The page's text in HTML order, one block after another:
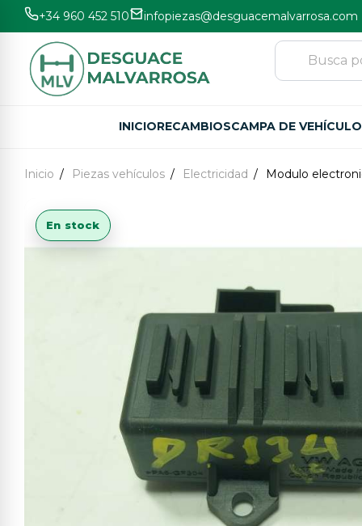
+34 960 452 510 infopiezas@desguacemalvarrosa.com
INICIORECAMBIOSCAMPA DE
Inicio Piezas vehículos Electricidad Modulo
En stock